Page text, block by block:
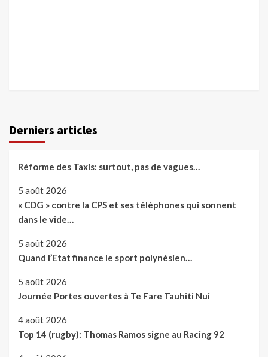
Derniers articles
Réforme des Taxis: surtout, pas de vagues…
5 août 2026
« CDG » contre la CPS et ses téléphones qui sonnent
dans le vide…
5 août 2026
Quand l’Etat finance le sport polynésien…
5 août 2026
Journée Portes ouvertes à Te Fare Tauhiti Nui
4 août 2026
Top 14 (rugby): Thomas Ramos signe au Racing 92